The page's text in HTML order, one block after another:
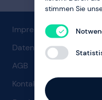
Impressum
Datenschutz
AGB
Kontakt
stimmen Sie